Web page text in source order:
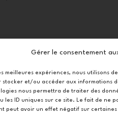
Gérer le consentement
meilleures expériences, nous utilisons
stocker et/ou accéder aux informations
nous permettra de traiter des
les ID uniques sur ce site. Le fait de ne
peut avoir un effet négatif sur